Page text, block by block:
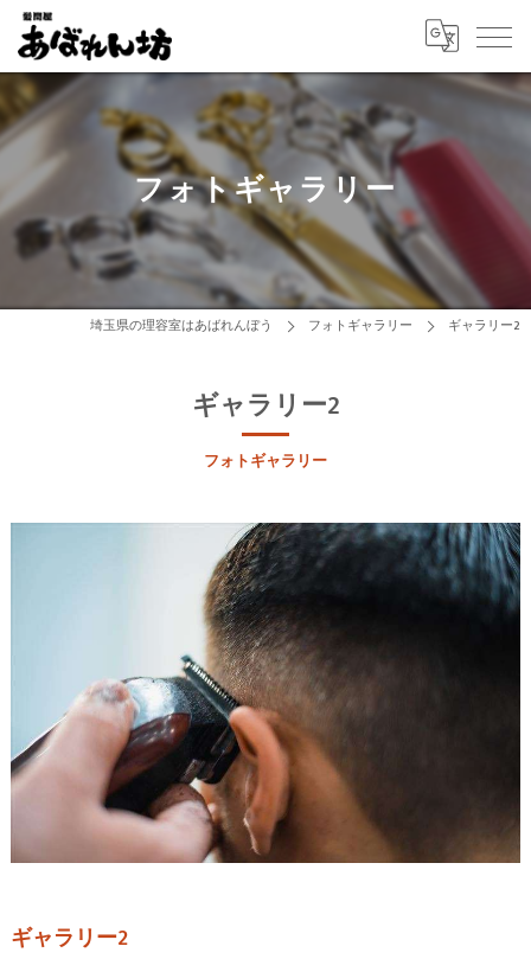
フォトギャラリー
埼玉県の理容室はあばれんぼう フォトギャラリー ギャラリー2
フォトギャラリー
ギャラリー2
ギャラリー2